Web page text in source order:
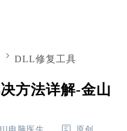
DLL修复工具
方法详解-金山
电脑医生 原创